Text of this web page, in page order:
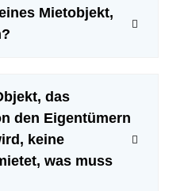
Mietobjekt,
das
den Eigentümern
keine
was muss